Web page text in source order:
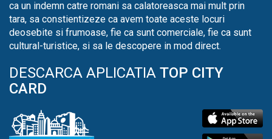
ca un indemn catre romani sa calatoreasca mai mult prin
tara, sa constientizeze ca avem toate aceste locuri
deosebite si frumoase, fie ca sunt comerciale, fie ca sunt
cultural-turistice, si sa le descopere in mod direct.
DESCARCA APLICATIA TOP CITY
CARD